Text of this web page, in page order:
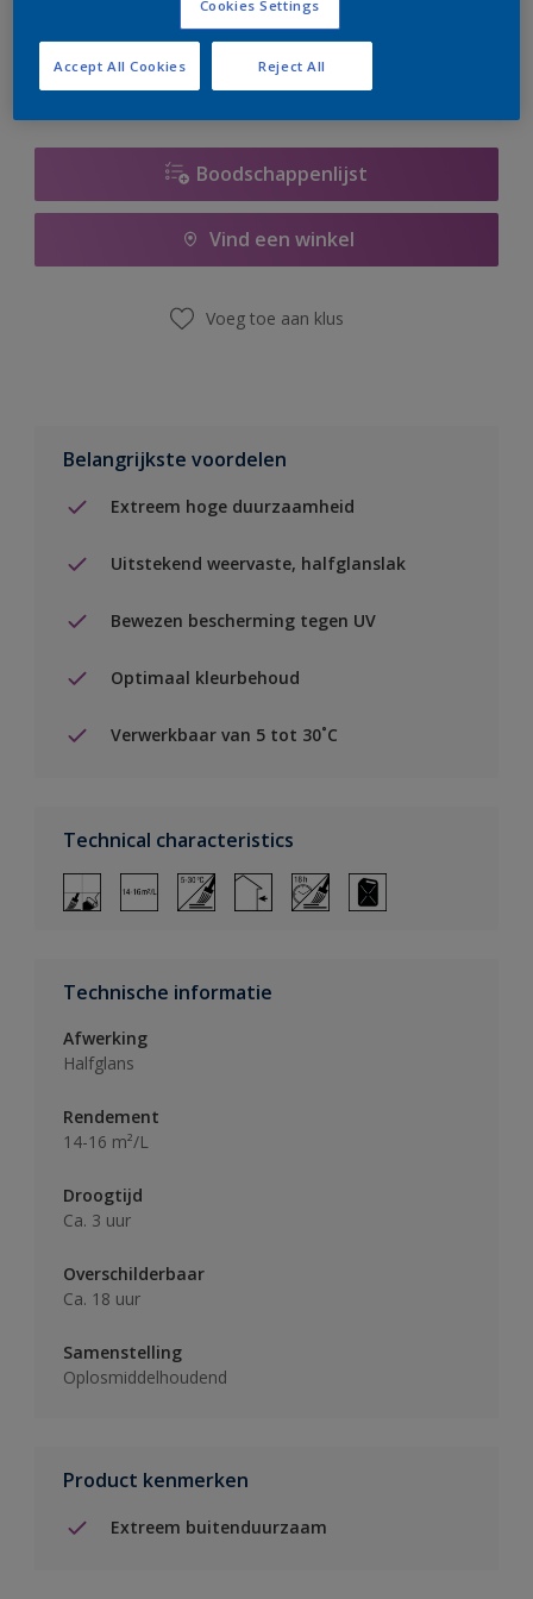
er hard aan om de voorraad aan te vullen.
Boodschappenlijst
Vind een winkel
Voeg toe aan klus
Belangrijkste voordelen
Extreem hoge duurzaamheid
Uitstekend weervaste, halfglanslak
Bewezen bescherming tegen UV
Optimaal kleurbehoud
Verwerkbaar van 5 tot 30˚C
Technical characteristics
Technische informatie
Afwerking
Halfglans
Rendement
14-16 m²/L
Droogtijd
Ca. 3 uur
Overschilderbaar
Ca. 18 uur
Samenstelling
Oplosmiddelhoudend
Product kenmerken
Extreem buitenduurzaam
Cookies Settings
Reject All
Accept All Cookies